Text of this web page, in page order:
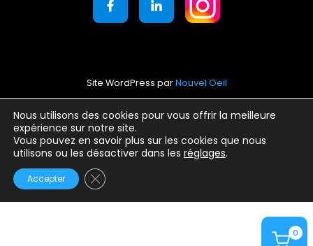
0
Nous utilisons des cookies pour vous offrir la meilleure
expérience sur notre site.
Vous pouvez en savoir plus sur les cookies que nous
utilisons ou les désactiver dans les réglages.
Accepter Fermer la bannière des cookies GDPR
Site WordPress parNouvel Oeil
Mentions légales
Conditions générales d’utilisation
Politique de confidentialité